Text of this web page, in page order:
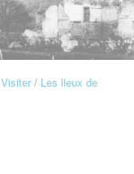
Visiter
Les lieux de